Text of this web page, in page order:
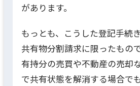
があります。
もっとも、こうした登記手続
共有物分割請求に限ったもの
有持分の売買や不動産の売却
で共有状態を解消する場合で